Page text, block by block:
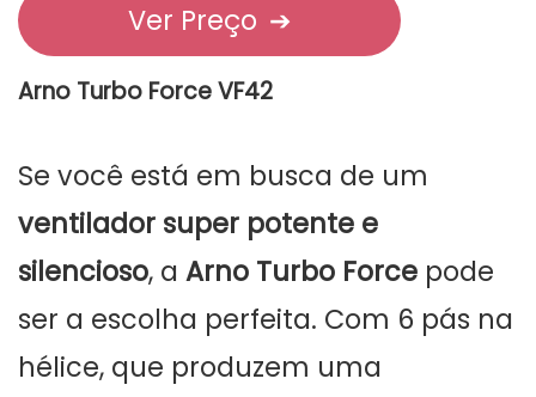
Ver Preço ➔
Arno Turbo Force VF42
Se você está em busca de um
ventilador super potente e
silencioso, a Arno Turbo Force pode
ser a escolha perfeita. Com 6 pás na
hélice, que produzem uma